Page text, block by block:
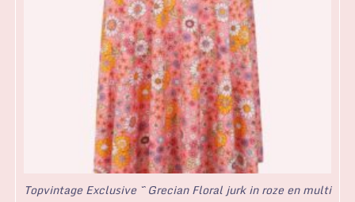
Topvintage Exclusive ~ Grecian Floral jurk in roze en multi